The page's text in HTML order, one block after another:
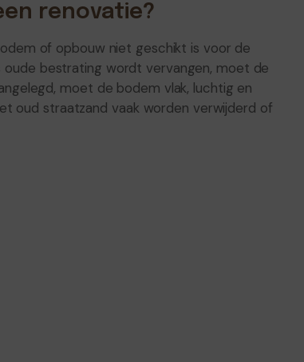
renovatie?
of opbouw niet geschikt is voor de
oude bestrating wordt vervangen, moet de
moet de bodem vlak, luchtig en
oud straatzand vaak worden verwijderd of